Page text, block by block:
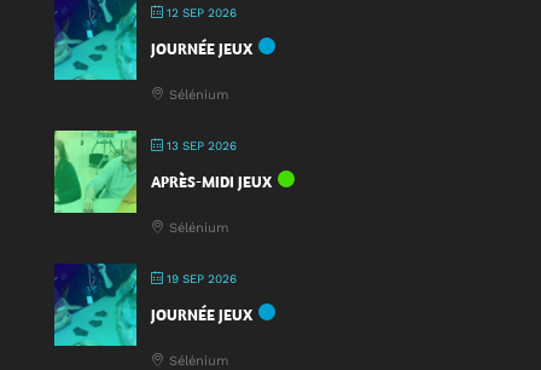
12 SEP 2026
JOURNÉE JEUX
Sélénium
13 SEP 2026
APRÈS-MIDI JEUX
Sélénium
19 SEP 2026
JOURNÉE JEUX
Sélénium